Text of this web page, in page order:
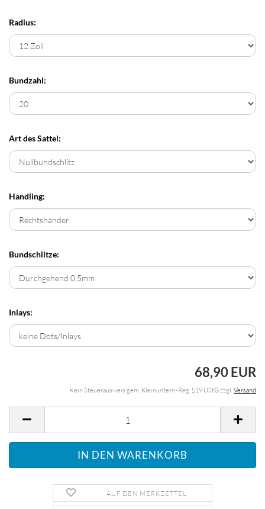
Radius:
Bundzahl:
Art des Sattel:
Handling:
Bundschlitze:
Inlays:
68,90 EUR
Kein Steuerausweis gem. Kleinuntern.-Reg. §19 UStG zzgl. Versand
AUF DEN MERKZETTEL